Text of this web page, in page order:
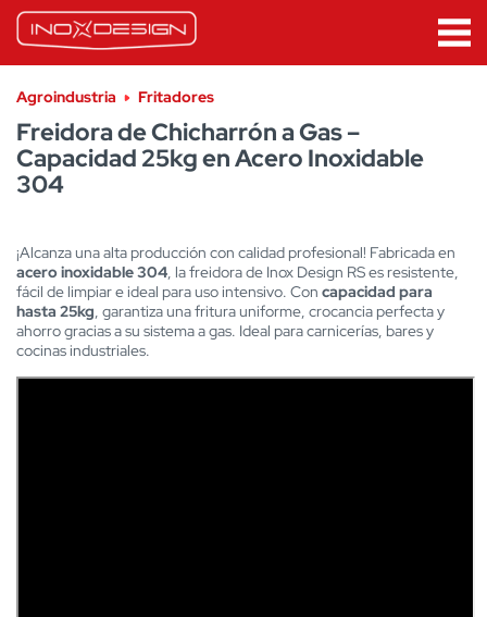
Agroindustria Fritadores
Freidora de Chicharrón a Gas –
Capacidad 25kg en Acero Inoxidable
304
¡Alcanza una alta producción con calidad profesional! Fabricada en
acero inoxidable 304, la freidora de Inox Design RS es resistente,
fácil de limpiar e ideal para uso intensivo. Con capacidad para
hasta 25kg, garantiza una fritura uniforme, crocancia perfecta y
ahorro gracias a su sistema a gas. Ideal para carnicerías, bares y
cocinas industriales.